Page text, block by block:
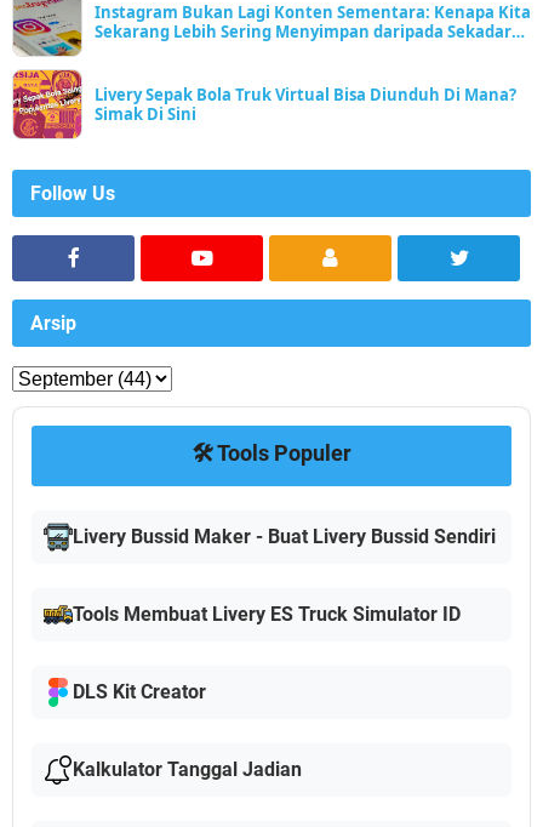
Instagram Bukan Lagi Konten Sementara: Kenapa Kita
Sekarang Lebih Sering Menyimpan daripada Sekadar
Livery Sepak Bola Truk Virtual Bisa Diunduh Di Mana?
Simak Di Sini
Follow Us
Arsip
🛠️ Tools Populer
Livery Bussid Maker - Buat Livery Bussid Sendiri
Tools Membuat Livery ES Truck Simulator ID
DLS Kit Creator
Kalkulator Tanggal Jadian